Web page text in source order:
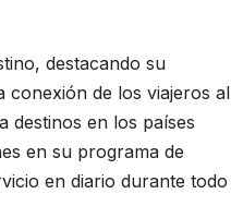
destacando su
de los viajeros al
destinos en los países
en su programa de
en diario durante todo